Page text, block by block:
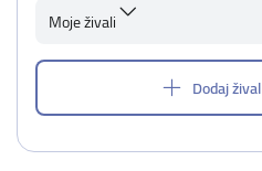
Moje živali
Dodaj žival